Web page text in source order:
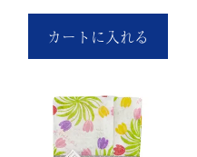
カートに入れる